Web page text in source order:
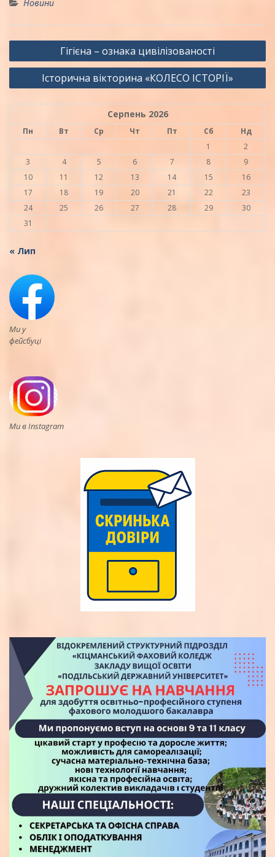
Новини
Навігація
записів
Гігієна – ознака цивілізованості
Історична вікторина «КОЛЕСО ІСТОРІЇ»
Серпень 2026
Пн Вт Ср Чт Пт Сб
Нд
1
2
3
4 5 6 7 8
9
10
11 12 13 14 15
16
17
18 19 20 21 22
23
24
25 26 27 28 29
30
31
« Лип
Ми у
фейсбуці
Ми в Instagram